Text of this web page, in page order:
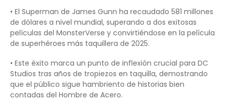
• El Superman de James Gunn ha recaudado 581 millones
de dólares a nivel mundial, superando a dos exitosas
películas del MonsterVerse y convirtiéndose en la película
de superhéroes más taquillera de 2025.
• Este éxito marca un punto de inflexión crucial para DC
Studios tras años de tropiezos en taquilla, demostrando
que el público sigue hambriento de historias bien
contadas del Hombre de Acero.